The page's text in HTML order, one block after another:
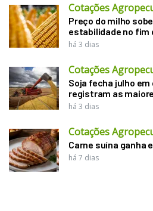
Cotações
Preço do milho
estabilidade no fim
há 3 dias
Cotações
Soja fecha julho
registram as
há 3 dias
Cotações
Carne suína ganha
há 7 dias